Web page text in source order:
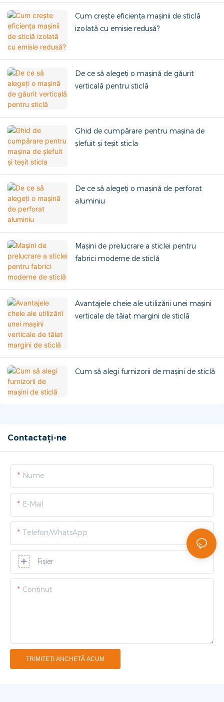
Cum crește eficiența mașinii de sticlă
izolată cu emisie redusă?
De ce să alegeți o mașină de găurit
verticală pentru sticlă
Ghid de cumpărare pentru mașina de
șlefuit și teșit sticla
De ce să alegeți o mașină de perforat
aluminiu
Mașini de prelucrare a sticlei pentru
fabrici moderne de sticlă
Avantajele cheie ale utilizării unei mașini
verticale de tăiat margini de sticlă
Cum să alegi furnizorii de mașini de sticlă
Contactați-ne
Nume
E-Mail
Telefon/WhatsApp
Fişier
Conţinut
TRIMITEȚI ANCHETĂ ACUM